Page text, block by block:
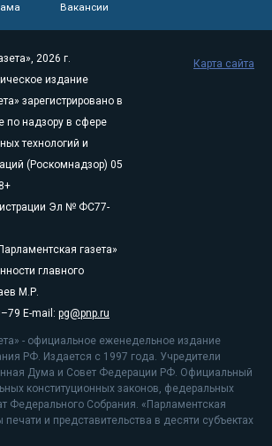
Вакансии
2026 г.
издание
зарегистрировано в
по надзору в сфере
технологий и
(Роскомнадзор) 05
Эл № ФС77-
газета»
главного
М.Р.
E-mail: pg@pnp.ru
- официальное еженедельное издание
РФ. Издается с 1997 года. Учредители
Дума и Совет Федерации РФ. Официальный
конституционных законов, федеральных
Федерального Собрания. «Парламентская
печати и представительства в десяти субъектах
Карта сайта